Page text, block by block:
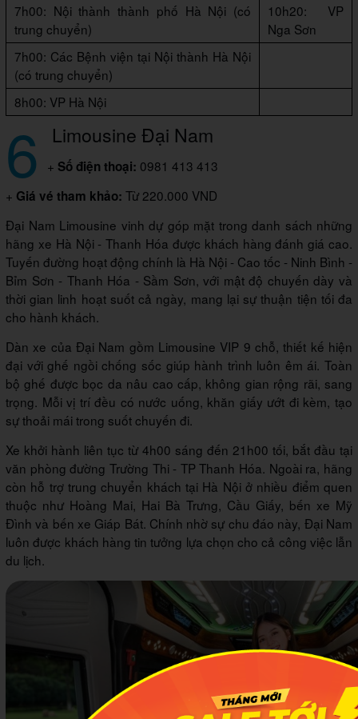
7h00: Nội thành thành phố Hà Nội (có
trung chuyển)
10h20: VP
Nga Sơn
7h00: Các Bệnh viện tại Nội thành Hà Nội
(có trung chuyển)
8h00: VP Hà Nội
6 Limousine Đại Nam
+ Số điện thoại: 0981 413 413
+ Giá vé tham khảo: Từ 220.000 VND
Đại Nam Limousine vinh dự góp mặt trong danh sách những
hãng xe Hà Nội - Thanh Hóa được khách hàng đánh giá cao.
Tuyến đường hoạt động chính là Hà Nội - Cao tốc - Ninh Bình -
Bỉm Sơn - Thanh Hóa - Sầm Sơn, với mật độ chuyến dày và
thời gian linh hoạt suốt cả ngày, mang lại sự thuận tiện tối đa
cho hành khách.
Dàn xe của Đại Nam gồm Limousine VIP 9 chỗ, thiết kế hiện
đại với ghế ngồi chống sốc giúp hành trình luôn êm ái. Toàn
bộ ghế được bọc da nâu cao cấp, không gian rộng rãi, sang
trọng. Mỗi vị trí đều có nước uống, khăn giấy ướt đi kèm, tạo
sự thoải mái trong suốt chuyến đi.
Xe khởi hành liên tục từ 4h00 sáng đến 21h00 tối, bắt đầu tại
văn phòng đường Trường Thi - TP Thanh Hóa. Ngoài ra, hãng
còn hỗ trợ trung chuyển khách tại Hà Nội ở nhiều điểm quen
thuộc như Hoàng Mai, Hai Bà Trưng, Cầu Giấy, bến xe Mỹ
Đình và bến xe Giáp Bát. Chính nhờ sự chu đáo này, Đại Nam
luôn được khách hàng tin tưởng lựa chọn cho cả công việc lẫn
du lịch.